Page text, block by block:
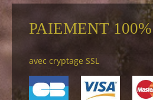
PAIEMENT
avec cryptage SSL